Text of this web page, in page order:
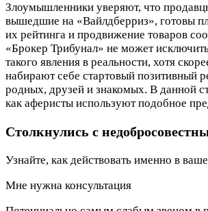
Злоумышленники уверяют, что
вышедшие на «Вайлдберриз», готовы
их рейтинга и продвижение товаров
«Брокер Трибунал» не может
такого явления в реальности, хотя
набирают себе стартовый позитивный
родных, друзей и знакомых. В данной
как аферисты используют подобное
Столкнулись с
Узнайте, как действовать именно в
Мне нужна консультация